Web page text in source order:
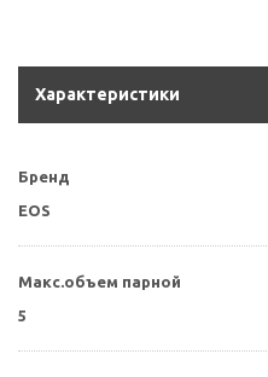
Характеристики
Бренд
EOS
Макс.объем парной
5